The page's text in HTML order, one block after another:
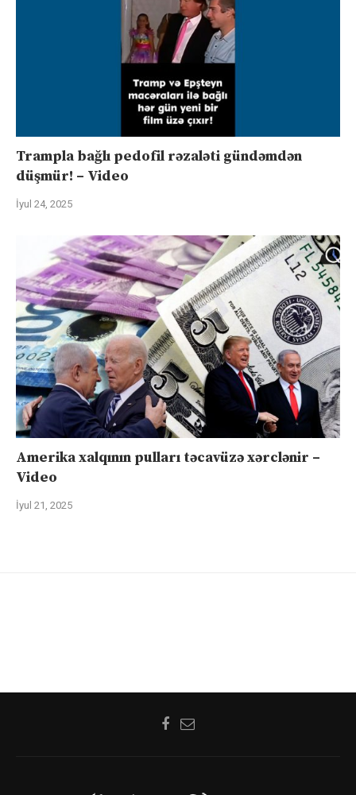
Trampla bağlı pedofil rəzaləti gündəmdən
düşmür! – Video
İyul 24, 2025
Amerika xalqının pulları təcavüzə xərclənir –
Video
İyul 21, 2025